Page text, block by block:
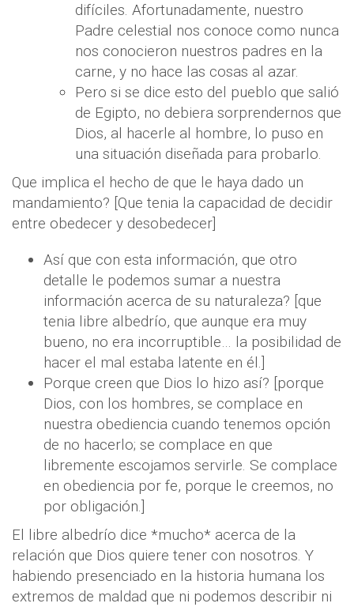
difíciles. Afortunadamente, nuestro
Padre celestial nos conoce como nunca
nos conocieron nuestros padres en la
carne, y no hace las cosas al azar.
Pero si se dice esto del pueblo que salió
de Egipto, no debiera sorprendernos que
Dios, al hacerle al hombre, lo puso en
una situación diseñada para probarlo.
Que implica el hecho de que le haya dado un
mandamiento? [Que tenia la capacidad de decidir
entre obedecer y desobedecer]
Así que con esta información, que otro
detalle le podemos sumar a nuestra
información acerca de su naturaleza? [que
tenia libre albedrío, que aunque era muy
bueno, no era incorruptible… la posibilidad de
hacer el mal estaba latente en él.]
Porque creen que Dios lo hizo así? [porque
Dios, con los hombres, se complace en
nuestra obediencia cuando tenemos opción
de no hacerlo; se complace en que
libremente escojamos servirle. Se complace
en obediencia por fe, porque le creemos, no
por obligación.]
El libre albedrío dice *mucho* acerca de la
relación que Dios quiere tener con nosotros. Y
habiendo presenciado en la historia humana los
extremos de maldad que ni podemos describir ni